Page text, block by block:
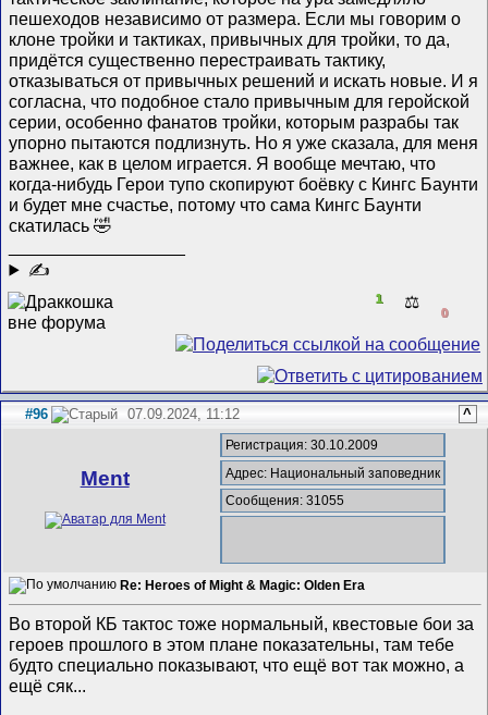
пешеходов независимо от размера. Если мы говорим о
клоне тройки и тактиках, привычных для тройки, то да,
придётся существенно перестраивать тактику,
отказываться от привычных решений и искать новые. И я
согласна, что подобное стало привычным для геройской
серии, особенно фанатов тройки, которым разрабы так
упорно пытаются подлизнуть. Но я уже сказала, для меня
важнее, как в целом играется. Я вообще мечтаю, что
когда-нибудь Герои тупо скопируют боёвку с Кингс Баунти
и будет мне счастье, потому что сама Кингс Баунти
скатилась 🤣
✍
1 ⚖️
0
#96 07.09.2024, 11:12 ^
Ment
Регистрация: 30.10.2009
Адрес: Национальный заповедник
Сообщения: 31055
Re: Heroes of Might & Magic: Olden Era
Во второй КБ тактос тоже нормальный, квестовые бои за
героев прошлого в этом плане показательны, там тебе
будто специально показывают, что ещё вот так можно, а
ещё сяк...